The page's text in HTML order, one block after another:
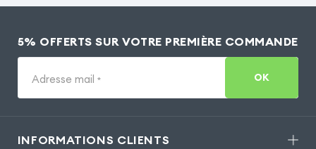
5% OFFERTS SUR VOTRE PREMIÈRE COMMANDE
Adresse mail * OK
INFORMATIONS CLIENTS